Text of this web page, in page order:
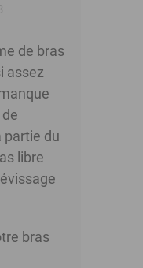
de bras
assez
partie du
libre
bras